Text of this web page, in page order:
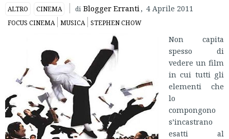
ALTRO CINEMA di Blogger Erranti, 4 Aprile 2011
FOCUS CINEMA MUSICA STEPHEN CHOW
Non capita
spesso di
vedere un film
in cui tutti gli
elementi che
lo
compongono
s’incastrano
esatti al